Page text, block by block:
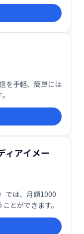
を手軽、簡単には
ィアイメー
では、月額1000
とができます。